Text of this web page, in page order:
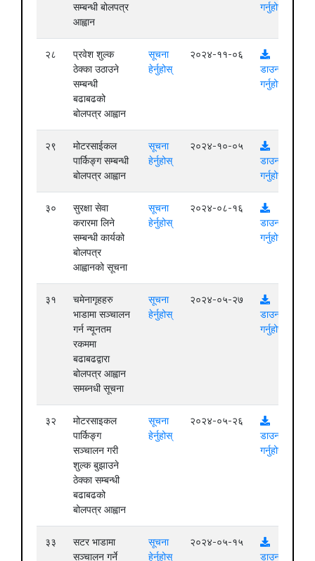
सम्बन्धी बोलपत्र
आह्वान
गर्नुहोस्
२८
प्रवेश शुल्क
ठेक्का उठाउने
सम्बन्धी
बढाबढको
बोलपत्र आह्वान
सूचना
हेर्नुहोस्
२०२४-११-०६
डाउनलोड
गर्नुहोस्
२९
मोटरसाईकल
पार्किङ्ग सम्बन्धी
बोलपत्र आह्वान
सूचना
हेर्नुहोस्
२०२४-१०-०५
डाउनलोड
गर्नुहोस्
३०
सुरक्षा सेवा
करारमा लिने
सम्बन्धी कार्यको
बोलपत्र
आह्वानको सूचना
सूचना
हेर्नुहोस्
२०२४-०८-१६
डाउनलोड
गर्नुहोस्
३१
चमेनागृहहरु
भाडामा सञ्चालन
गर्न न्यूनतम
रकममा
बढाबढद्वारा
बोलपत्र आह्वान
समब्नधी सूचना
सूचना
हेर्नुहोस्
२०२४-०५-२७
डाउनलोड
गर्नुहोस्
३२
मोटरसाइकल
पार्किङ्ग
सञ्चालन गरी
शुल्क बुझाउने
ठेक्का सम्बन्धी
बढाबढको
बोलपत्र आह्वान
सूचना
हेर्नुहोस्
२०२४-०५-२६
डाउनलोड
गर्नुहोस्
३३
सटर भाडामा
सञ्चालन गर्ने
सूचना
हेर्नुहोस्
२०२४-०५-१५
डाउनलोड